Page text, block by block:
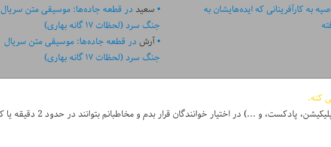
به کارآفرینانی که ایده‏‏‌‏‏‌هایشان به
سعیددرقطعه جاده‌ها: موسیقی متن سریال
جنگ سرد (لحظات ۱۷ گانه بهاری)
آرشدرقطعه جاده‌ها: موسیقی متن سریال
جنگ سرد (لحظات ۱۷ گانه بهاری)
کنه.
خوانندگان قرار بدم و مخاطبانم بتوانند در حدود 2 دقیقه یا کمتر، کل نوشته آن روز را بخوانند.